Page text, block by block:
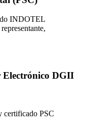
INDOTEL
Electrónico DGII
certificado PSC